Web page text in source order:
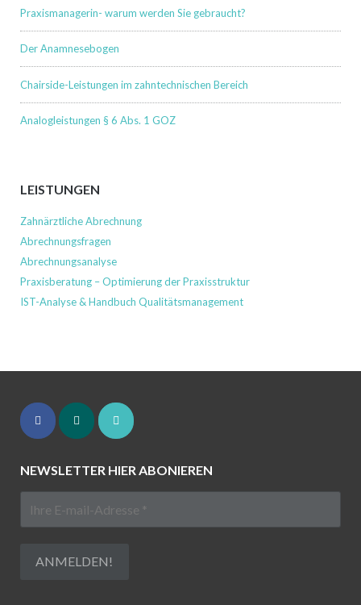
Praxismanagerin- warum werden Sie gebraucht?
Der Anamnesebogen
Chairside-Leistungen im zahntechnischen Bereich
Analogleistungen § 6 Abs. 1 GOZ
LEISTUNGEN
Zahnärztliche Abrechnung
Abrechnungsfragen
Abrechnungsanalyse
Praxisberatung – Optimierung der Praxisstruktur
IST-Analyse & Handbuch Qualitätsmanagement
NEWSLETTER HIER ABONIEREN